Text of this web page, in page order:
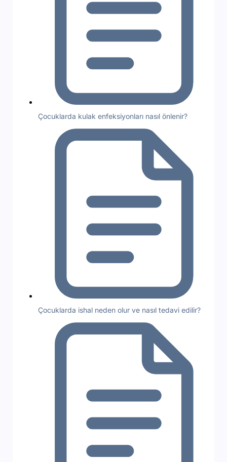
Çocuklarda kulak enfeksiyonları nasıl önlenir?
Çocuklarda ishal neden olur ve nasıl tedavi edilir?